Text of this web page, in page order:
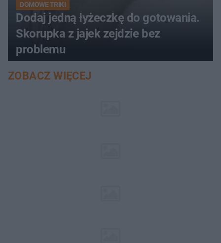
DOMOWE TRIKI
Dodaj jedną łyżeczkę do gotowania.
Skorupka z jajek zejdzie bez
problemu
ZOBACZ WIĘCEJ